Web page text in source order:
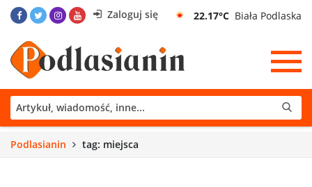
Zaloguj się 22.17°C Biała Podlaska
Podlasianin tag: miejsca